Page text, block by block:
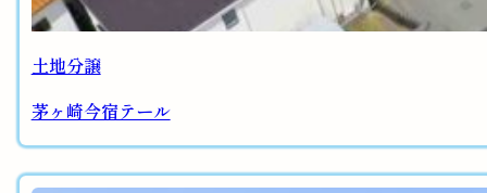
土地分譲
茅ヶ崎今宿テール